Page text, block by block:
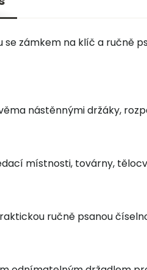
zámkem na klíč a ručně
nástěnnými držáky,
místnosti, továrny,
ručně psanou